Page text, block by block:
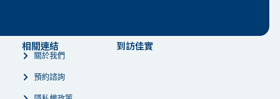
相關連結
關於我們
預約諮詢
到訪佳實